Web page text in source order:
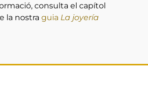
consulta el capítol
la nostra guia La joyería